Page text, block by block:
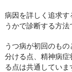
病因を詳しく追求
うかで診断する方法
うつ病が初回のも
分ける点、精神病
る点は共通していま